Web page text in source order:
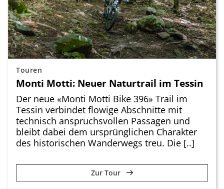
Touren
Monti Motti: Neuer Naturtrail im Tessin
Der neue «Monti Motti Bike 396» Trail im
Tessin verbindet flowige Abschnitte mit
technisch anspruchsvollen Passagen und
bleibt dabei dem ursprünglichen Charakter
des historischen Wanderwegs treu. Die [..]
Zur Tour